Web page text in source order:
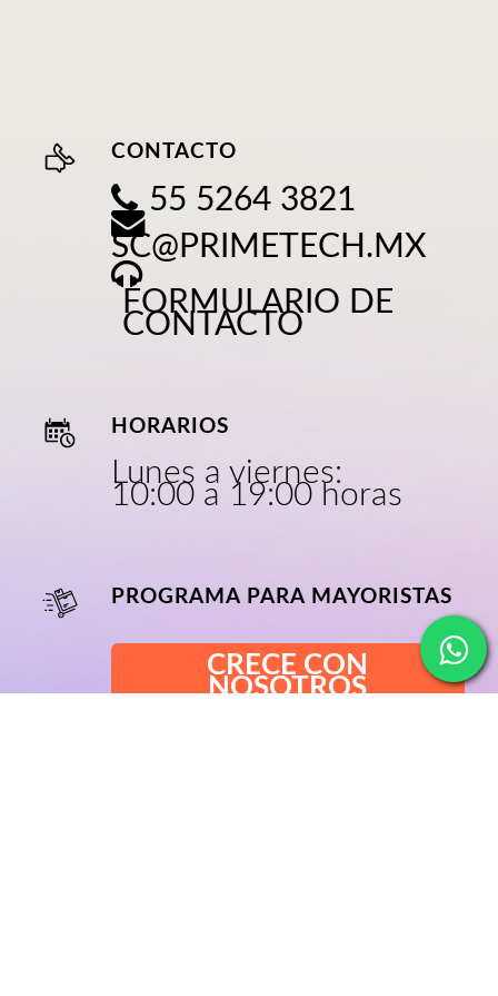
CONTACTO
55 5264 3821
SC@PRIMETECH.MX
FORMULARIO DE
CONTACTO
HORARIOS
Lunes a viernes:
10:00 a 19:00 horas
PROGRAMA PARA MAYORISTAS
CRECE CON
NOSOTROS